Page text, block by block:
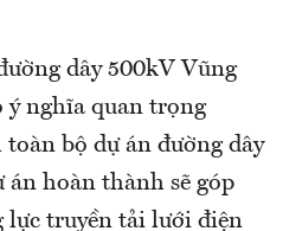
dây 500kV Vũng
ý nghĩa quan trọng
bộ dự án đường dây
hoàn thành sẽ góp
lực truyền tải lưới điện